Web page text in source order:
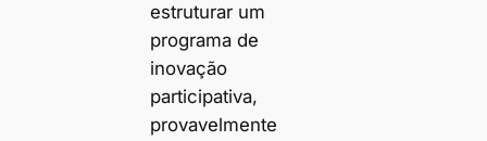
estruturar um
programa de
inovação
participativa,
provavelmente